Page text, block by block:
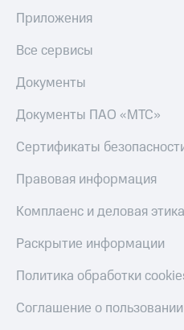
Акции
скидки
Все
Приложения
Все сервисы
Документы
Документы ПАО «МТС»
Сертификаты
Правовая информация
Комплаенс и деловая этика
Раскрытие информации
Политика обработки
Соглашение о